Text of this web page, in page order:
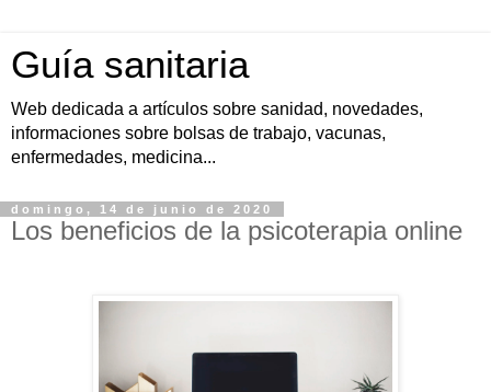
Guía sanitaria
Web dedicada a artículos sobre sanidad, novedades,
informaciones sobre bolsas de trabajo, vacunas,
enfermedades, medicina...
domingo, 14 de junio de 2020
Los beneficios de la psicoterapia online